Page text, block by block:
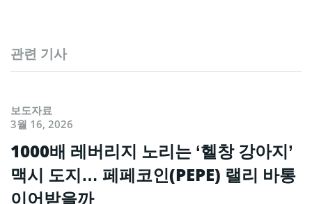
관련 기사
보도자료
3월 16, 2026
1000배 레버리지 노리는 ‘헬창 강아지’
맥시 도지… 페페코인(PEPE) 랠리 바통
이어받을까